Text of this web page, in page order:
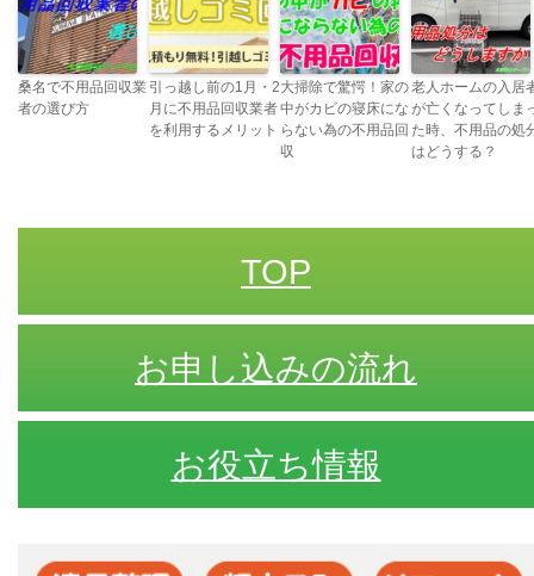
桑名で不用品回収業
者の選び方
引っ越し前の1月・2
月に不用品回収業者
を利用するメリット
大掃除で驚愕！家の
中がカビの寝床にな
らない為の不用品回
収
老人ホームの入居
が亡くなってしま
た時、不用品の処
はどうする？
TOP
お申し込みの流れ
お役立ち情報